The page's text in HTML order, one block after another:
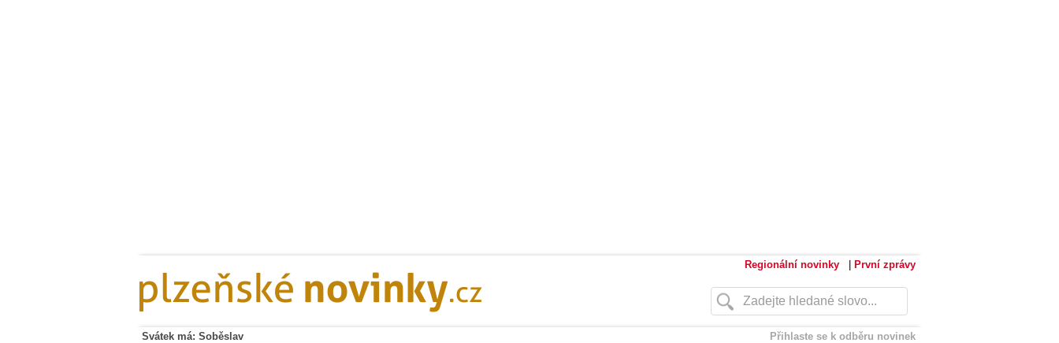
Regionální novinky První zprávy
Přihlaste se k odběru novinek
Svátek má: Soběslav